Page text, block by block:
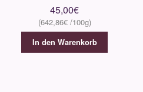
45,00€
642,86€
In den Warenkorb